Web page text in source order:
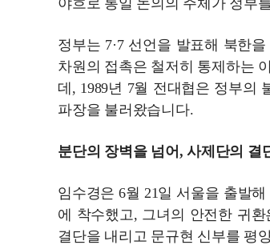
야흐로 통일 논의의 주체가 정부
정부는 7·7 선언을 발표해 북한
차원의 접촉은 철저히 통제하는
데, 1989년 7월 전대협은 정부의
파장을 불러왔습니다.
분단의 장벽을 넘어, 사제단의 결
임수경은 6월 21일 서울을 출발
에 착수했고, 그녀의 안전한 귀
결단을 내리고 문규현 신부를 평